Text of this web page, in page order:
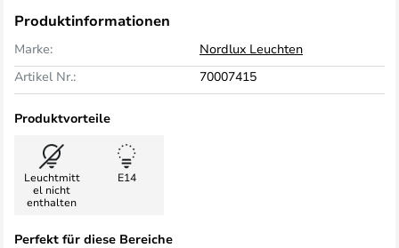
Produktinformationen
Marke:
Nordlux Leuchten
Artikel Nr.:
70007415
Produktvorteile
Leuchtmitt
el nicht
enthalten
E14
Perfekt für diese Bereiche